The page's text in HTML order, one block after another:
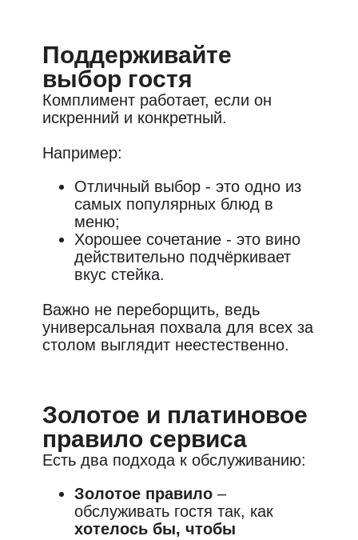
Поддерживайте
выбор гостя
Комплимент работает, если он
искренний и конкретный.
Например:
Отличный выбор - это одно из
самых популярных блюд в
меню;
Хорошее сочетание - это вино
действительно подчёркивает
вкус стейка.
Важно не переборщить, ведь
универсальная похвала для всех за
столом выглядит неестественно.
Золотое и платиновое
правило сервиса
Есть два подхода к обслуживанию:
Золотое правило–
обслуживать гостя так, как
хотелось бы, чтобы